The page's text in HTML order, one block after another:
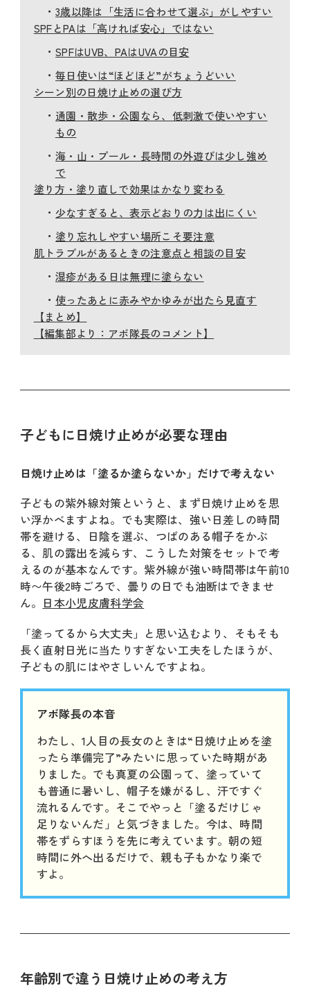
3歳以降は「生活に合わせて選ぶ」がしやすい
SPFとPAは「高ければ安心」ではない
SPFはUVB、PAはUVAの目安
毎日使いは“ほどほど”がちょうどいい
シーン別の日焼け止めの選び方
通園・散歩・公園なら、低刺激で使いやすい
もの
海・山・プール・長時間の外遊びは少し強め
で
塗り方・塗り直しで効果はかなり変わる
少なすぎると、表示どおりの力は出にくい
塗り忘れしやすい場所こそ要注意
肌トラブルがあるときの注意点と相談の目安
湿疹がある日は無理に塗らない
使ったあとに赤みやかゆみが出たら見直す
【まとめ】
【編集部より：アボ隊長のコメント】
子どもに日焼け止めが必要な理由
日焼け止めは「塗るか塗らないか」だけで考えない
子どもの紫外線対策というと、まず日焼け止めを思
い浮かべますよね。でも実際は、強い日差しの時間
帯を避ける、日陰を選ぶ、つばのある帽子をかぶ
る、肌の露出を減らす、こうした対策をセットで考
えるのが基本なんです。紫外線が強い時間帯は午前10
時〜午後2時ごろで、曇りの日でも油断はできませ
ん。 日本小児皮膚科学会
「塗ってるから大丈夫」と思い込むより、そもそも
長く直射日光に当たりすぎない工夫をしたほうが、
子どもの肌にはやさしいんですよね。
アボ隊長の本音
わたし、1人目の長女のときは“日焼け止めを塗
ったら準備完了”みたいに思っていた時期があ
りました。でも真夏の公園って、塗っていて
も普通に暑いし、帽子を嫌がるし、汗ですぐ
流れるんです。そこでやっと「塗るだけじゃ
足りないんだ」と気づきました。今は、時間
帯をずらすほうを先に考えています。朝の短
時間に外へ出るだけで、親も子もかなり楽で
すよ。
年齢別で違う日焼け止めの考え方